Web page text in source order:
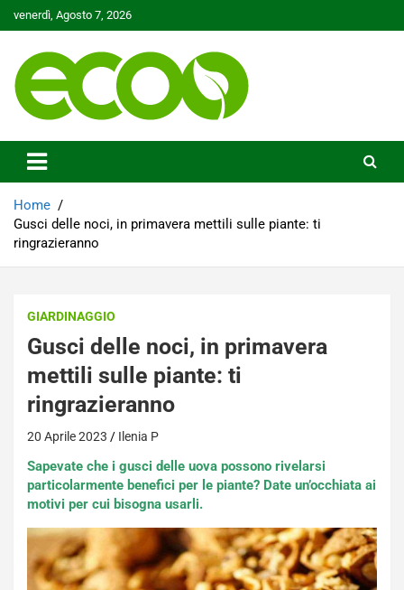
to
venerdì, Agosto 7, 2026
Ecoo.it
Home
Gusci delle noci, in primavera mettili sulle piante: ti
ringrazieranno
GIARDINAGGIO
Gusci delle noci, in primavera
mettili sulle piante: ti
ringrazieranno
20 Aprile 2023 Ilenia P
Sapevate che i gusci delle uova possono rivelarsi
particolarmente benefici per le piante? Date un’occhiata ai
motivi per cui bisogna usarli.